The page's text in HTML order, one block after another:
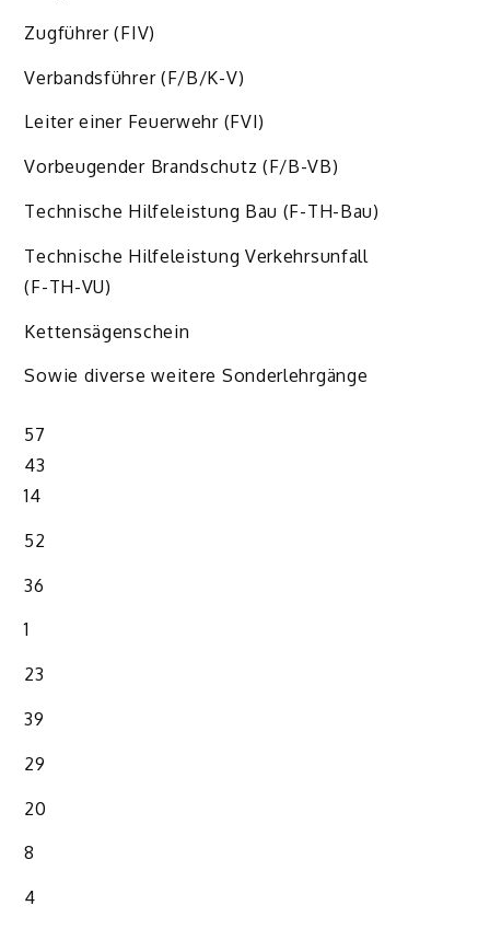
Zugführer (FIV)
Verbandsführer (F/B/K-V)
Leiter einer Feuerwehr (FVI)
Vorbeugender Brandschutz (F/B-VB)
Technische Hilfeleistung Bau (F-TH-Bau)
Technische Hilfeleistung Verkehrsunfall
(F-TH-VU)
Kettensägenschein
Sowie diverse weitere Sonderlehrgänge
57
43
14
52
36
1
23
39
29
20
8
4